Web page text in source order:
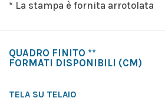
* La stampa è fornita arrotolata
QUADRO FINITO **
FORMATI DISPONIBILI (CM)
TELA SU TELAIO